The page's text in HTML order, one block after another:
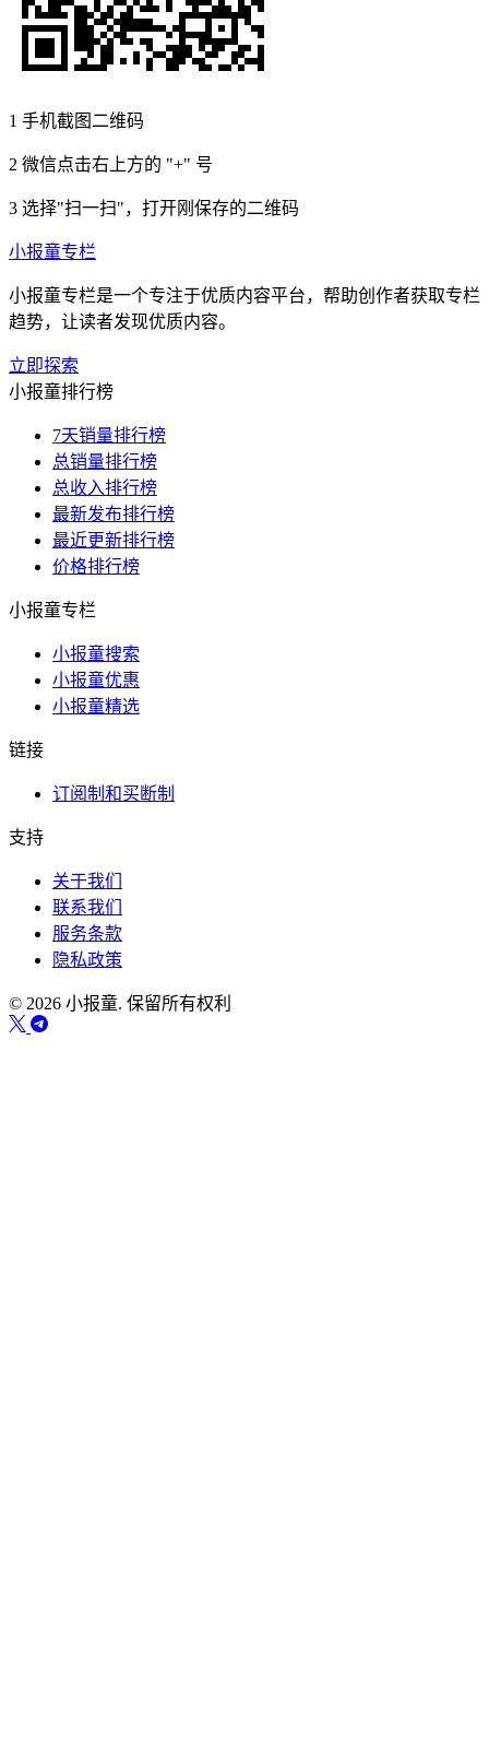
1 手机截图二维码
2 微信点击右上方的 "+" 号
3 选择"扫一扫"，打开刚保存的二维码
小报童专栏
小报童专栏是一个专注于优质内容平台，帮助创作者获取专栏
趋势，让读者发现优质内容。
立即探索
小报童排行榜
7天销量排行榜
总销量排行榜
总收入排行榜
最新发布排行榜
最近更新排行榜
价格排行榜
小报童专栏
小报童搜索
小报童优惠
小报童精选
链接
订阅制和买断制
支持
关于我们
联系我们
服务条款
隐私政策
© 2026 小报童. 保留所有权利